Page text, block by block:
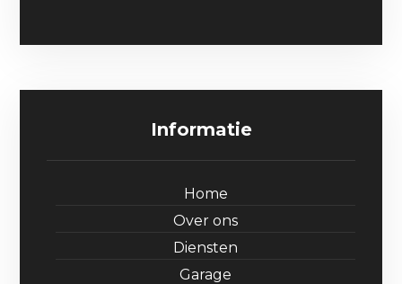
Informatie
Home
Over ons
Diensten
Garage